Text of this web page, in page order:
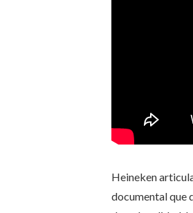
Heineken
documental que